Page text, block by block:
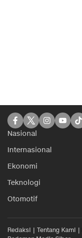
Nasional
Internasional
Ekonomi
Teknologi
Otomotif
Redaksi Tentang Kami